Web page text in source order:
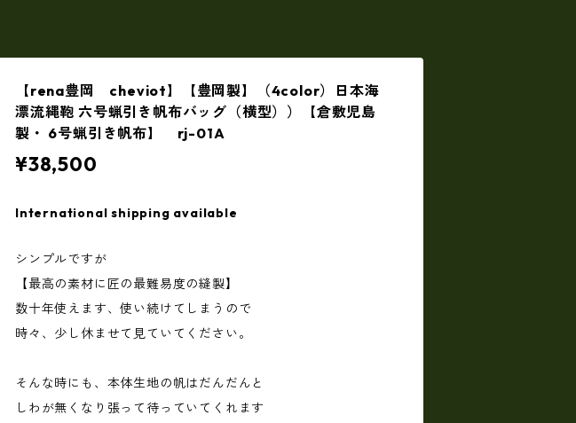
【rena豊岡 cheviot】【豊岡製】（4color）日本海
漂流縄鞄 六号蝋引き帆布バッグ（横型））【倉敷児島
製・ 6号蝋引き帆布】 rj-01A
¥38,500
International shipping available
シンプルですが
【最高の素材に匠の最難易度の縫製】
数十年使えます、使い続けてしまうので
時々、少し休ませて見ていてください。
そんな時にも、本体生地の帆はだんだんと
しわが無くなり張って待っていてくれます